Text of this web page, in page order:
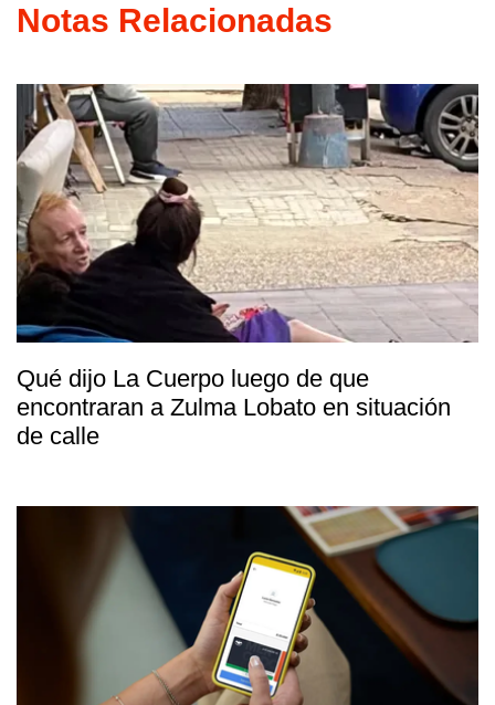
Notas Relacionadas
Qué dijo La Cuerpo luego de que
encontraran a Zulma Lobato en situación
de calle